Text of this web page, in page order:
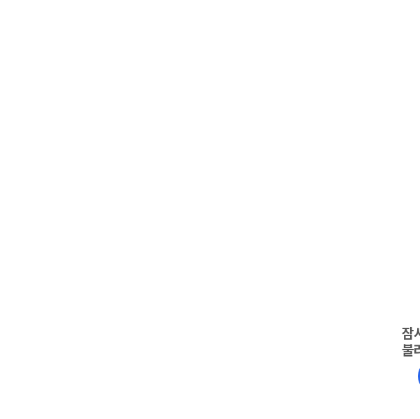
잠
불